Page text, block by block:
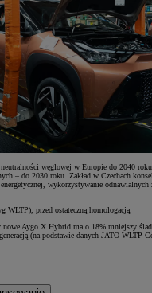
neutralności węglowej w Europie do 2040
– do 2030 roku. Zakład w Czechach
wykorzystywanie odnawialnych
WLTP), przed ostateczną homologacją.
Aygo X Hybrid ma o 18% mniejszy
(na podstawie danych JATO WLTP